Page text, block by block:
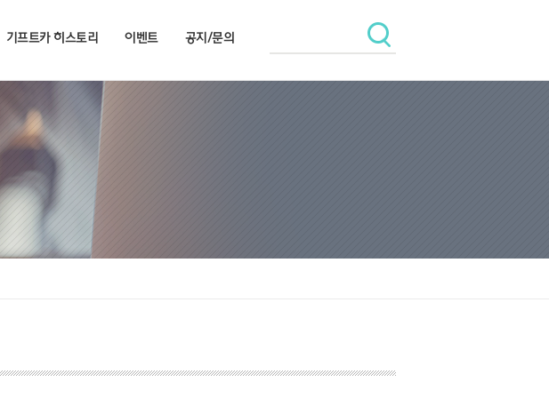
기프트카 히스토리 이벤트 공지/문의